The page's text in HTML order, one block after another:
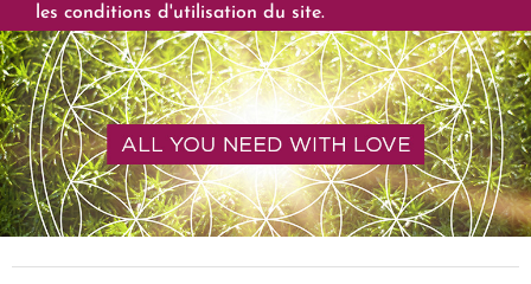
les conditions d'utilisation du site.